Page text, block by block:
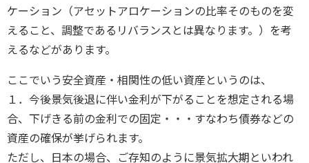
ケーション（アセットアロケーションの比率そのものを変
えること、調整であるリバランスとは異なります。）を考
えるなどがあります。
ここでいう安全資産・相関性の低い資産というのは、
１．今後景気後退に伴い金利が下がることを想定される場
合、下げきる前の金利での固定・・・すなわち債券などの
資産の確保が挙げられます。
ただし、日本の場合、ご存知のように景気拡大期といわれ